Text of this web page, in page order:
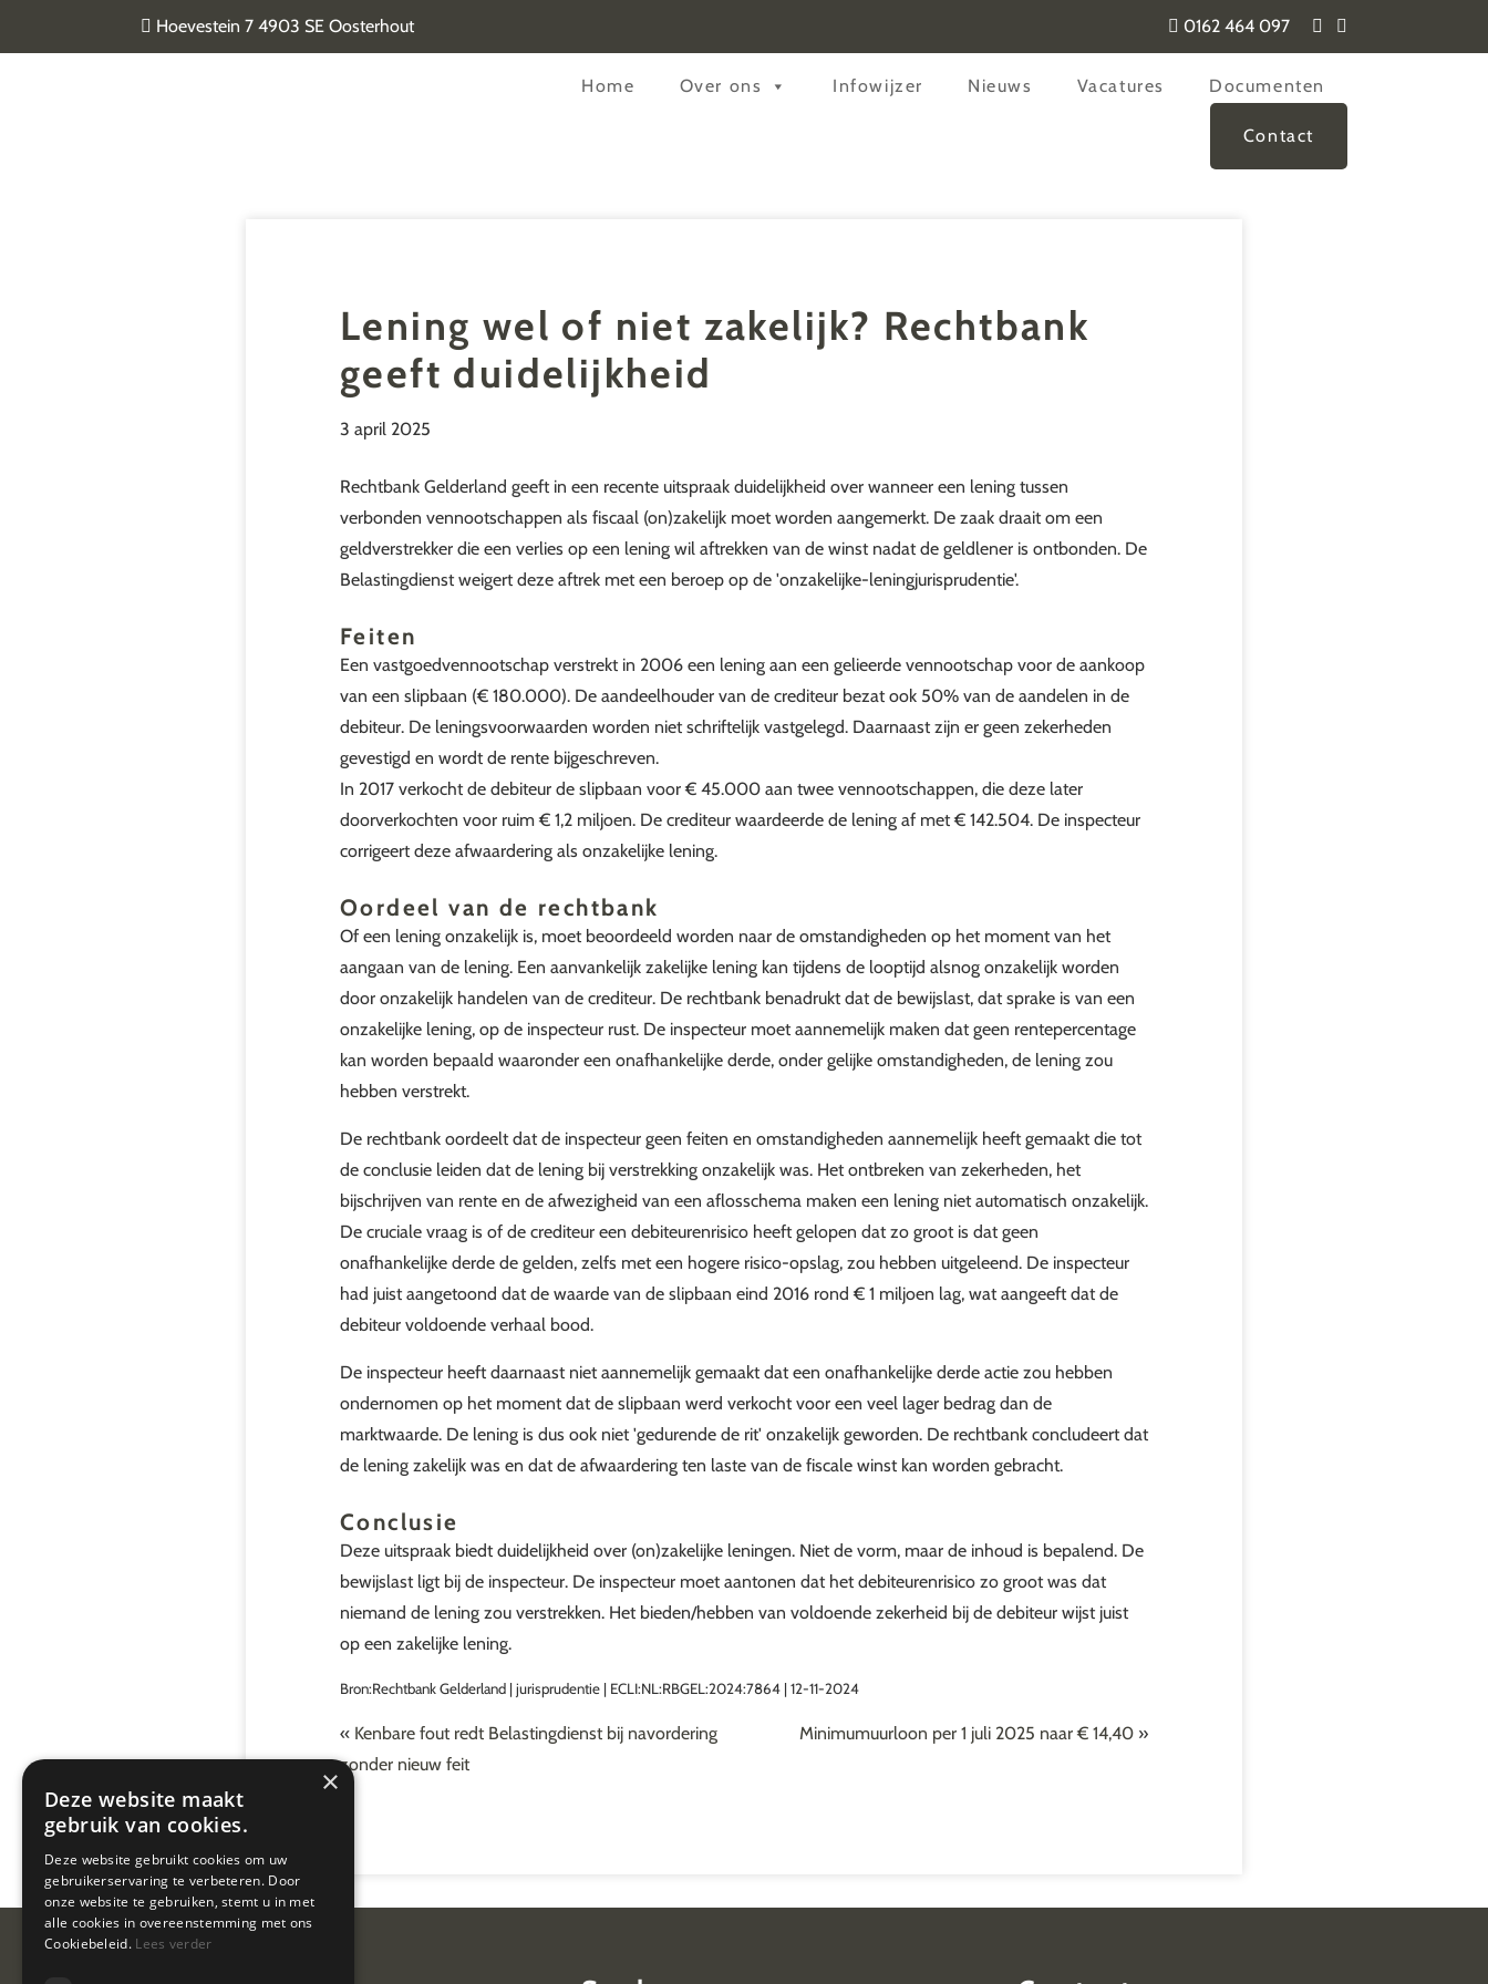
Hoevestein 7 4903 SE Oosterhout 0162 464 097
Header
Home Over ons Infowijzer Nieuws Vacatures Documenten
Contact
Lening wel of niet zakelijk? Rechtbank
geeft duidelijkheid
3 april 2025
Rechtbank Gelderland geeft in een recente uitspraak duidelijkheid over wanneer een lening tussen
verbonden vennootschappen als fiscaal (on)zakelijk moet worden aangemerkt. De zaak draait om een
geldverstrekker die een verlies op een lening wil aftrekken van de winst nadat de geldlener is ontbonden. De
Belastingdienst weigert deze aftrek met een beroep op de 'onzakelijke-leningjurisprudentie'.
Feiten
Een vastgoedvennootschap verstrekt in 2006 een lening aan een gelieerde vennootschap voor de aankoop
van een slipbaan (€ 180.000). De aandeelhouder van de crediteur bezat ook 50% van de aandelen in de
debiteur. De leningsvoorwaarden worden niet schriftelijk vastgelegd. Daarnaast zijn er geen zekerheden
gevestigd en wordt de rente bijgeschreven.
In 2017 verkocht de debiteur de slipbaan voor € 45.000 aan twee vennootschappen, die deze later
doorverkochten voor ruim € 1,2 miljoen. De crediteur waardeerde de lening af met € 142.504. De inspecteur
corrigeert deze afwaardering als onzakelijke lening.
Oordeel van de rechtbank
Of een lening onzakelijk is, moet beoordeeld worden naar de omstandigheden op het moment van het
aangaan van de lening. Een aanvankelijk zakelijke lening kan tijdens de looptijd alsnog onzakelijk worden
door onzakelijk handelen van de crediteur. De rechtbank benadrukt dat de bewijslast, dat sprake is van een
onzakelijke lening, op de inspecteur rust. De inspecteur moet aannemelijk maken dat geen rentepercentage
kan worden bepaald waaronder een onafhankelijke derde, onder gelijke omstandigheden, de lening zou
hebben verstrekt.
De rechtbank oordeelt dat de inspecteur geen feiten en omstandigheden aannemelijk heeft gemaakt die tot
de conclusie leiden dat de lening bij verstrekking onzakelijk was. Het ontbreken van zekerheden, het
bijschrijven van rente en de afwezigheid van een aflosschema maken een lening niet automatisch onzakelijk.
De cruciale vraag is of de crediteur een debiteurenrisico heeft gelopen dat zo groot is dat geen
onafhankelijke derde de gelden, zelfs met een hogere risico-opslag, zou hebben uitgeleend. De inspecteur
had juist aangetoond dat de waarde van de slipbaan eind 2016 rond € 1 miljoen lag, wat aangeeft dat de
debiteur voldoende verhaal bood.
De inspecteur heeft daarnaast niet aannemelijk gemaakt dat een onafhankelijke derde actie zou hebben
ondernomen op het moment dat de slipbaan werd verkocht voor een veel lager bedrag dan de
marktwaarde. De lening is dus ook niet 'gedurende de rit' onzakelijk geworden. De rechtbank concludeert dat
de lening zakelijk was en dat de afwaardering ten laste van de fiscale winst kan worden gebracht.
Conclusie
Deze uitspraak biedt duidelijkheid over (on)zakelijke leningen. Niet de vorm, maar de inhoud is bepalend. De
bewijslast ligt bij de inspecteur. De inspecteur moet aantonen dat het debiteurenrisico zo groot was dat
niemand de lening zou verstrekken. Het bieden/hebben van voldoende zekerheid bij de debiteur wijst juist
op een zakelijke lening.
Bron:Rechtbank Gelderland | jurisprudentie | ECLI:NL:RBGEL:2024:7864 | 12-11-2024
« Kenbare fout redt Belastingdienst bij navordering
zonder nieuw feit
Minimumuurloon per 1 juli 2025 naar € 14,40 »
×
Deze website maakt
gebruik van cookies.
Deze website gebruikt cookies om uw
gebruikerservaring te verbeteren. Door
onze website te gebruiken, stemt u in met
alle cookies in overeenstemming met ons
Cookiebeleid. Lees verder